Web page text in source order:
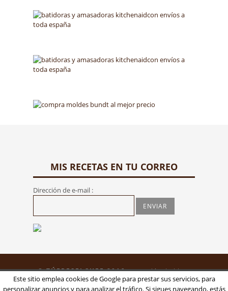
MIS RECETAS EN TU CORREO
Dirección de e-mail :
© TÚERESELCHEF 2016 -creación de blogs
personalizados: smartz.es
Este sitio emplea cookies de Google para prestar sus servicios, para
personalizar anuncios y para analizar el tráfico. Si sigues navegando, estás